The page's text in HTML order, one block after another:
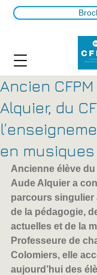
Ancien
Alquier, du
en
Ancienne élève
Aude Alquier a
parcours singulier
de la pédagogie,
actuelles et de la
Professeure de
Colomiers, elle
aujourd’hui des